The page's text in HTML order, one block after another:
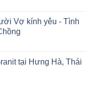
Vợ kính yêu - Tình
tại Hưng Hà, Thái